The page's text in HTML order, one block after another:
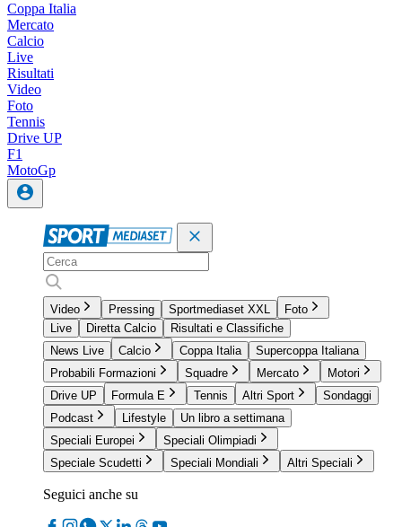
Coppa Italia
Mercato
Calcio
Live
Risultati
Video
Foto
Tennis
Drive UP
F1
MotoGp
Video Pressing Sportmediaset XXL
Foto
Live
Diretta Calcio
Risultati e Classifiche
News Live
Calcio Coppa Italia
Supercoppa Italiana
Probabili Formazioni
Squadre Mercato
Motori
Drive UP
Formula E Tennis Altri Sport
Sondaggi
Podcast
Lifestyle
Un libro a settimana
Speciali Europei
Speciali Olimpiadi
Speciale Scudetti
Speciali Mondiali Altri Speciali
Seguici anche su